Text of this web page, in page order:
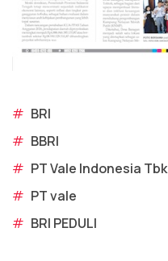
# BRI
# BBRI
# PT Vale Indonesia Tbk
# PT vale
# BRI PEDULI